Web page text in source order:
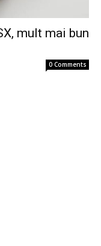
mult mai bun
0 Comments